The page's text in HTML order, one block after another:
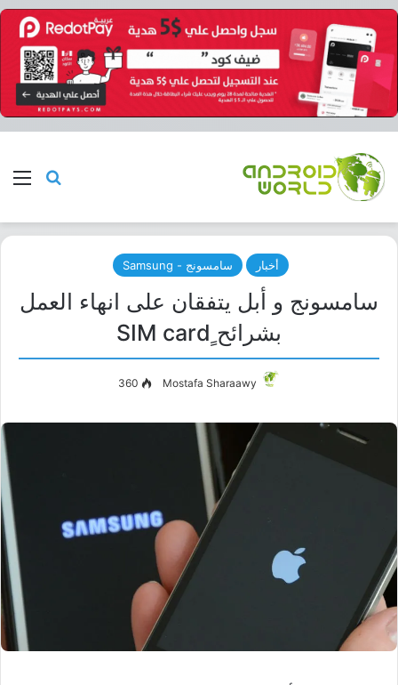
بحث
أخبار سامسونج - Samsung
سامسونج و أبل يتفقان على انهاء العمل
بشرائح ٍSIM card
Mostafa Sharaawy
360